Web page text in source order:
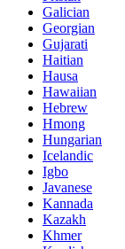
Galician
Georgian
Gujarati
Haitian
Hausa
Hawaiian
Hebrew
Hmong
Hungarian
Icelandic
Igbo
Javanese
Kannada
Kazakh
Khmer